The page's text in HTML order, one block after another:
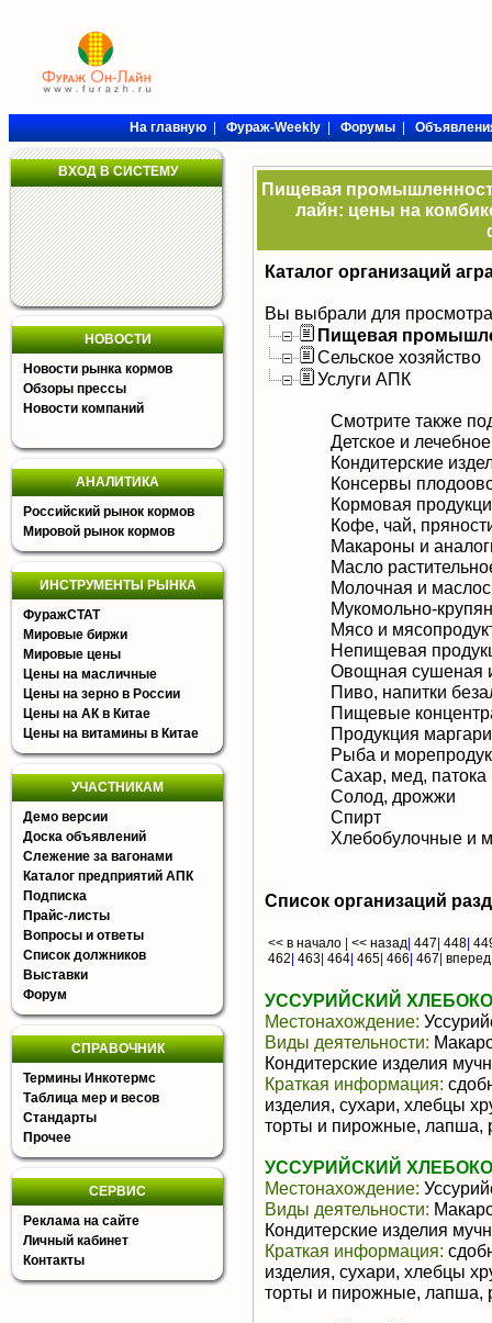
На главную|Фураж-Weekly|Форумы|
ВХОД В СИСТЕМУ
НОВОСТИ
Новости рынка кормов
Обзоры прессы
Новости компаний
АНАЛИТИКА
Российский рынок кормов
Мировой рынок кормов
ИНСТРУМЕНТЫ РЫНКА
ФуражСТАТ
Мировые биржи
Мировые цены
Цены на масличные
Цены на зерно в России
Цены на АК в Китае
Цены на витамины в Китае
УЧАСТНИКАМ
Демо версии
Доска объявлений
Слежение за вагонами
Каталог предприятий АПК
Подписка
Прайс-листы
Вопросы и ответы
Список должников
Выставки
Форум
СПРАВОЧНИК
Термины Инкотермс
Таблица мер и весов
Стандарты
Прочее
СЕРВИС
Реклама на сайте
Личный кабинет
Контакты
Пищевая
лайн: цены на
Каталог организаций
Вы выбрали для
Пищевая
Сельское хозяйство
Услуги АПК
Смотрите также
Детское и
Кондитерские
Консервы
Кормовая
Кофе, чай,
Макароны и
Масло
Молочная и
Мукомольно-
Мясо и
Непищевая
Овощная сушеная
Пиво, напитки
Пищевые
Продукция
Рыба и
Сахар, мед, патока
Солод, дрожжи
Спирт
Хлебобулочные и
Список организаций
<< в начало << назад 447 448
462 463 464 465 466 467
УССУРИЙСКИЙ
Местонахождение:
Виды деятельности:
Кондитерские изделия
Краткая информация:
изделия, сухари, хлебцы
торты и пирожные, лапша,
УССУРИЙСКИЙ
Местонахождение:
Виды деятельности:
Кондитерские изделия
Краткая информация:
изделия, сухари, хлебцы
торты и пирожные, лапша,